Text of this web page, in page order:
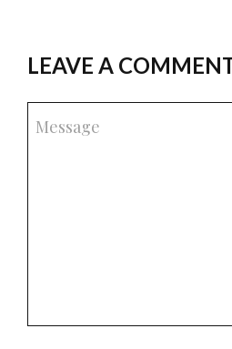
LEAVE A